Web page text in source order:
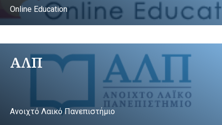
Online Education
ΑΛΠ
Ανοιχτό Λαικό Πανεπιστήμιο